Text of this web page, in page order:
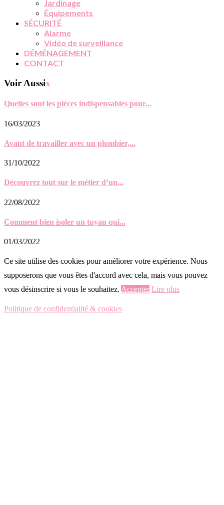
Jardinage
Équipements
SÉCURITÉ
Alarme
Vidéo de surveillance
DÉMÉNAGEMENT
CONTACT
Voir Aussix
Quelles sont les pièces indispensables pour...
16/03/2023
Avant de travailler avec un plombier,...
31/10/2022
Découvrez tout sur le métier d’un...
22/08/2022
Comment bien isoler un tuyau qui...
01/03/2022
Ce site utilise des cookies pour améliorer votre expérience. Nous
supposerons que vous êtes d'accord avec cela, mais vous pouvez
vous désinscrire si vous le souhaitez. Accepter Lire plus
Politique de confidentialité & cookies